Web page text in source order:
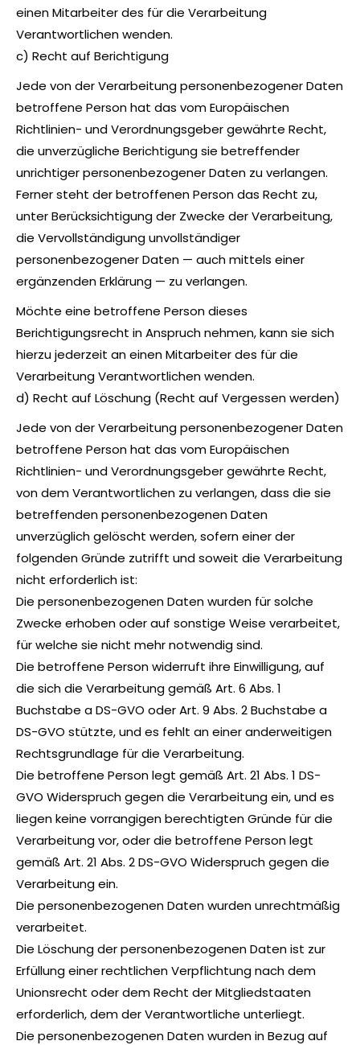
einen Mitarbeiter des für die Verarbeitung
Verantwortlichen wenden.
c) Recht auf Berichtigung
Jede von der Verarbeitung personenbezogener Daten
betroffene Person hat das vom Europäischen
Richtlinien- und Verordnungsgeber gewährte Recht,
die unverzügliche Berichtigung sie betreffender
unrichtiger personenbezogener Daten zu verlangen.
Ferner steht der betroffenen Person das Recht zu,
unter Berücksichtigung der Zwecke der Verarbeitung,
die Vervollständigung unvollständiger
personenbezogener Daten — auch mittels einer
ergänzenden Erklärung — zu verlangen.
Möchte eine betroffene Person dieses
Berichtigungsrecht in Anspruch nehmen, kann sie sich
hierzu jederzeit an einen Mitarbeiter des für die
Verarbeitung Verantwortlichen wenden.
d) Recht auf Löschung (Recht auf Vergessen werden)
Jede von der Verarbeitung personenbezogener Daten
betroffene Person hat das vom Europäischen
Richtlinien- und Verordnungsgeber gewährte Recht,
von dem Verantwortlichen zu verlangen, dass die sie
betreffenden personenbezogenen Daten
unverzüglich gelöscht werden, sofern einer der
folgenden Gründe zutrifft und soweit die Verarbeitung
nicht erforderlich ist:
Die personenbezogenen Daten wurden für solche
Zwecke erhoben oder auf sonstige Weise verarbeitet,
für welche sie nicht mehr notwendig sind.
Die betroffene Person widerruft ihre Einwilligung, auf
die sich die Verarbeitung gemäß Art. 6 Abs. 1
Buchstabe a DS-GVO oder Art. 9 Abs. 2 Buchstabe a
DS-GVO stützte, und es fehlt an einer anderweitigen
Rechtsgrundlage für die Verarbeitung.
Die betroffene Person legt gemäß Art. 21 Abs. 1 DS-
GVO Widerspruch gegen die Verarbeitung ein, und es
liegen keine vorrangigen berechtigten Gründe für die
Verarbeitung vor, oder die betroffene Person legt
gemäß Art. 21 Abs. 2 DS-GVO Widerspruch gegen die
Verarbeitung ein.
Die personenbezogenen Daten wurden unrechtmäßig
verarbeitet.
Die Löschung der personenbezogenen Daten ist zur
Erfüllung einer rechtlichen Verpflichtung nach dem
Unionsrecht oder dem Recht der Mitgliedstaaten
erforderlich, dem der Verantwortliche unterliegt.
Die personenbezogenen Daten wurden in Bezug auf